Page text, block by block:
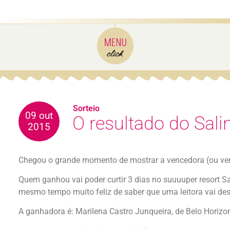
09 out
2015
Sorteio
O resultado do
Chegou o grande momento de mostrar a vencedora (ou
Quem ganhou vai poder curtir 3 dias no suuuuper resort
mesmo tempo muito feliz de saber que uma leitora vai
A ganhadora é: Marilena Castro Junqueira, de Belo